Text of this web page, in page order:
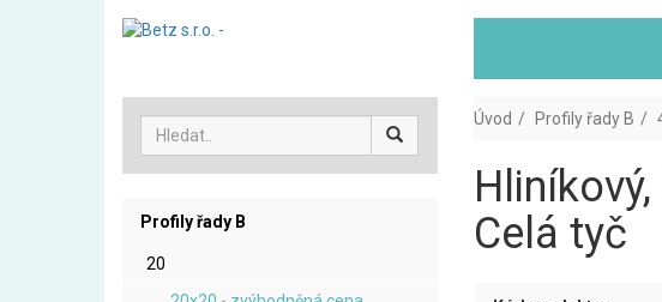
Profily řady B
20
Úvod Profily řady B
Celá tyč